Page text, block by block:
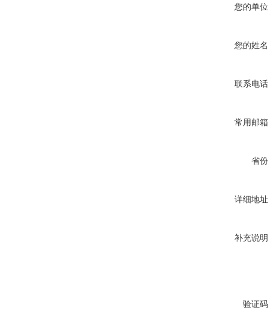
您的单位
您的姓名
联系电话
常用邮箱
省份
详细地址
补充说明
验证码